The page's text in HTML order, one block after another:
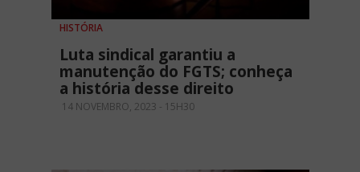
HISTÓRIA
Luta sindical garantiu a
manutenção do FGTS; conheça
a história desse direito
14 NOVEMBRO, 2023 - 15H30